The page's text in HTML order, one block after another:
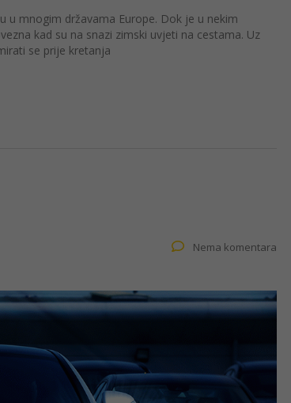
u mnogim državama Europe. Dok je u nekim
kad su na snazi zimski uvjeti na cestama. Uz
se prije kretanja
Nema komentara